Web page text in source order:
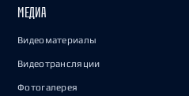
МЕДИА
Видеоматериалы
Видеотрансляции
Фотогалерея